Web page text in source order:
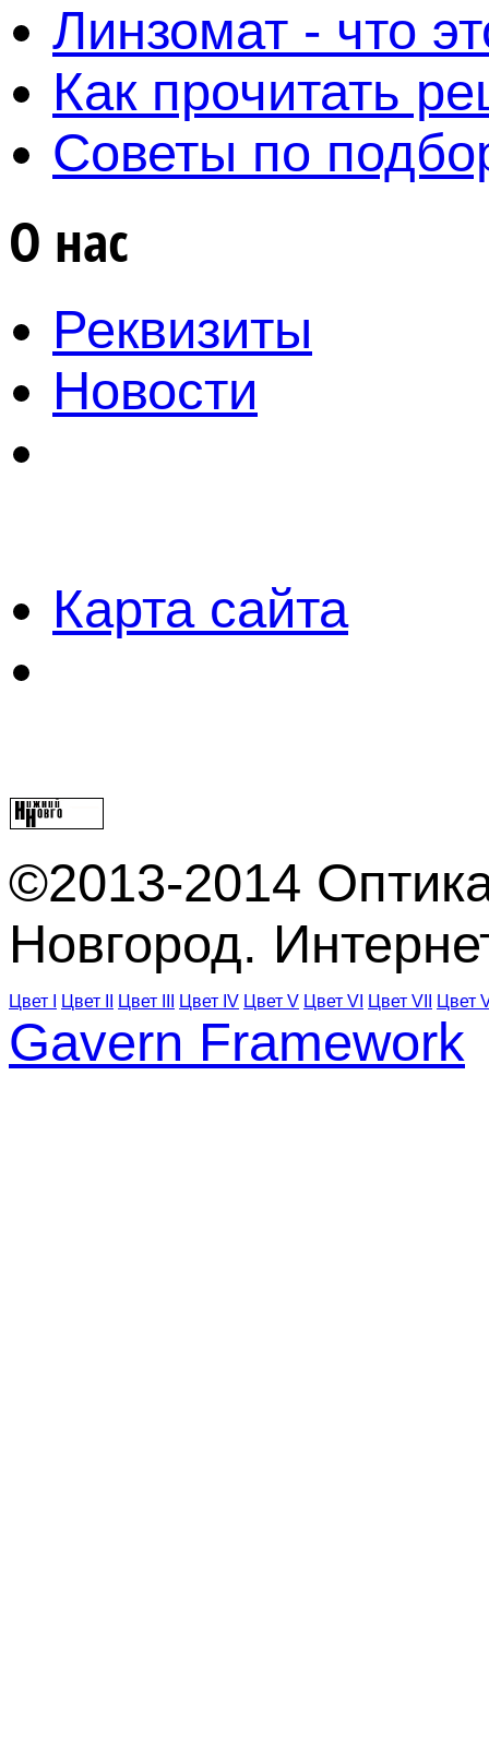
Линзомат - что
Как прочитать
Советы по
О нас
Реквизиты
Новости
Карта сайта
©2013-2014
Новгород.
Цвет I Цвет II Цвет III Цвет IV Цвет V Цвет VI Цвет VII Цвет
Gavern Framework